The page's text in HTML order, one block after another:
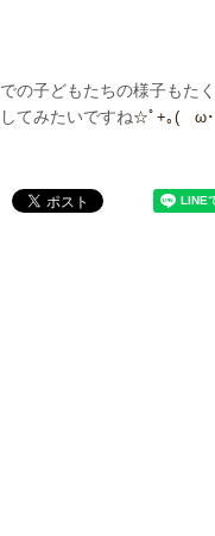
の子どもたちの様子もた
てみたいですね☆ﾟ+｡(ゝω･